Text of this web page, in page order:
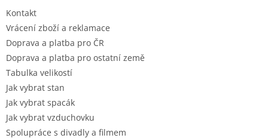
Kontakt
Vrácení zboží a reklamace
Doprava a platba pro ČR
Doprava a platba pro ostatní země
Tabulka velikostí
Jak vybrat stan
Jak vybrat spacák
Jak vybrat vzduchovku
Spolupráce s divadly a filmem